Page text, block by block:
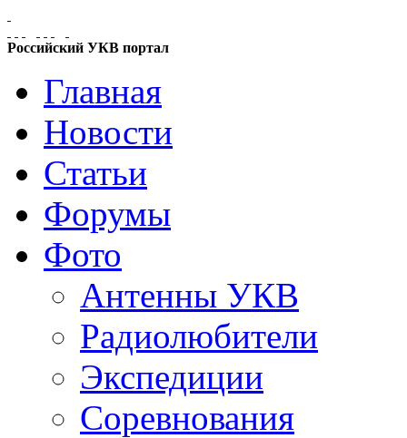
Российский УКВ портал
Главная
Новости
Статьи
Форумы
Фото
Антенны УКВ
Радиолюбители
Экспедиции
Соревнования